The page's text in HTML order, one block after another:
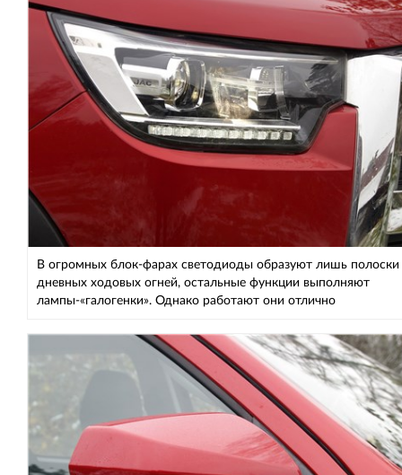
В огромных блок-фарах светодиоды образуют лишь полоски
дневных ходовых огней, остальные функции выполняют
лампы-«галогенки». Однако работают они отлично